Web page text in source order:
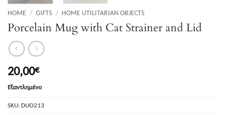
HOME / GIFTS / HOME UTILITARIAN OBJECTS
Porcelain Mug with Cat Strainer and Lid
20,00€
Εξαντλημένο
SKU: DUO213